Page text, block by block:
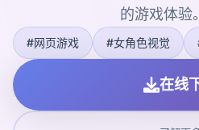
的游戏体验。
#网页游戏 #女角色视觉
在线